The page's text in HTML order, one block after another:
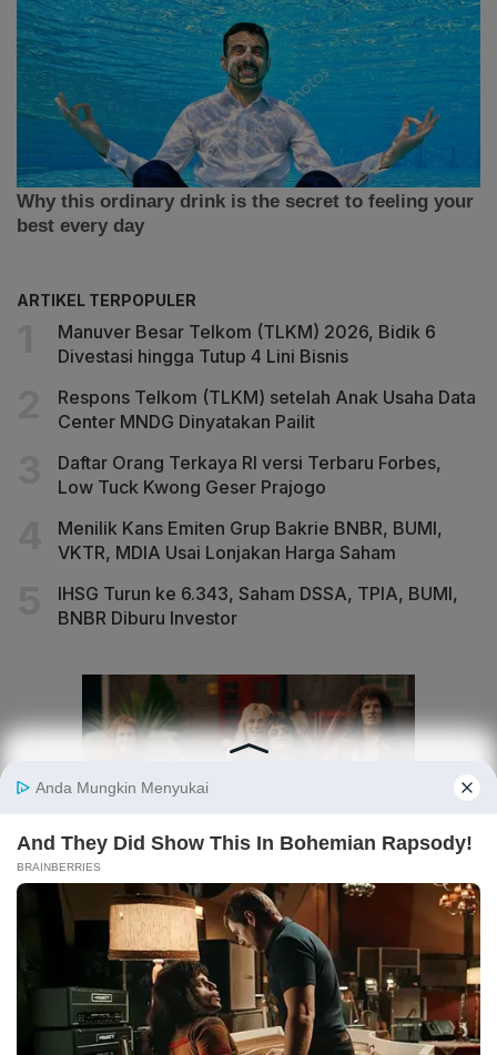
ARTIKEL TERPOPULER
Manuver Besar Telkom (TLKM) 2026, Bidik 6
Divestasi hingga Tutup 4 Lini Bisnis
Respons Telkom (TLKM) setelah Anak Usaha Data
Center MNDG Dinyatakan Pailit
Daftar Orang Terkaya RI versi Terbaru Forbes,
Low Tuck Kwong Geser Prajogo
Menilik Kans Emiten Grup Bakrie BNBR, BUMI,
VKTR, MDIA Usai Lonjakan Harga Saham
IHSG Turun ke 6.343, Saham DSSA, TPIA, BUMI,
BNBR Diburu Investor